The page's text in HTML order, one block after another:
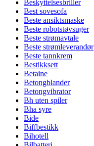
Beskyttelsesbriller
Best sovesofa
Beste ansiktsmaske
Beste robotstøvsuger
Beste strømavtale
Beste strømleverandør
Beste tannkrem
Bestikksett
Betaine
Betongblander
Betongvibrator
Bh uten spiler
Bha syre
Bide
Biffbestikk
Bihotell